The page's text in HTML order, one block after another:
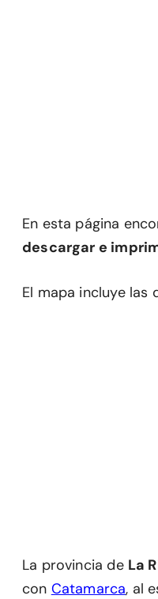
En esta página
descargar e
El mapa incluye las
La provincia de La
con Catamarca, al